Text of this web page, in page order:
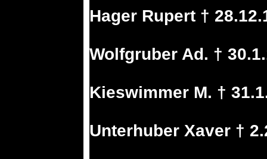
Hager Rupert †
Wolfgruber Ad. †
Kieswimmer M. †
Unterhuber Xaver †